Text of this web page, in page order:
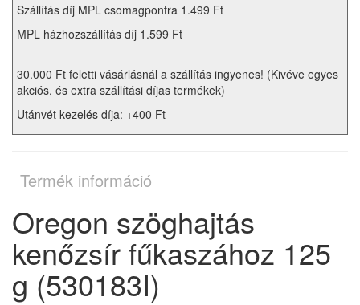
Szállítás díj MPL csomagpontra 1.499 Ft
MPL házhozszállítás díj 1.599 Ft
30.000 Ft feletti vásárlásnál a szállítás ingyenes! (Kivéve egyes
akciós, és extra szállítási díjas termékek)
Utánvét kezelés díja: +400 Ft
Termék információ
Oregon szöghajtás
kenőzsír fűkaszához 125
g (530183I)